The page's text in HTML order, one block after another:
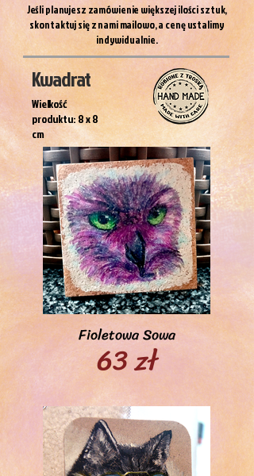
Jeśli planujesz zamówienie większej ilości sztuk,
skontaktuj się z nami mailowo, a cenę ustalimy
indywidualnie.
Kwadrat
Wielkość
produktu: 8 x 8
cm
Fioletowa Sowa
63 zł